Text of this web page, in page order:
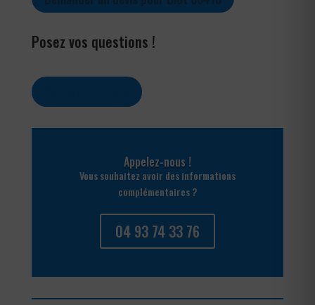
Posez vos questions !
Appelez-nous !
Vous souhaitez avoir des informations
complémentaires ?
04 93 74 33 76